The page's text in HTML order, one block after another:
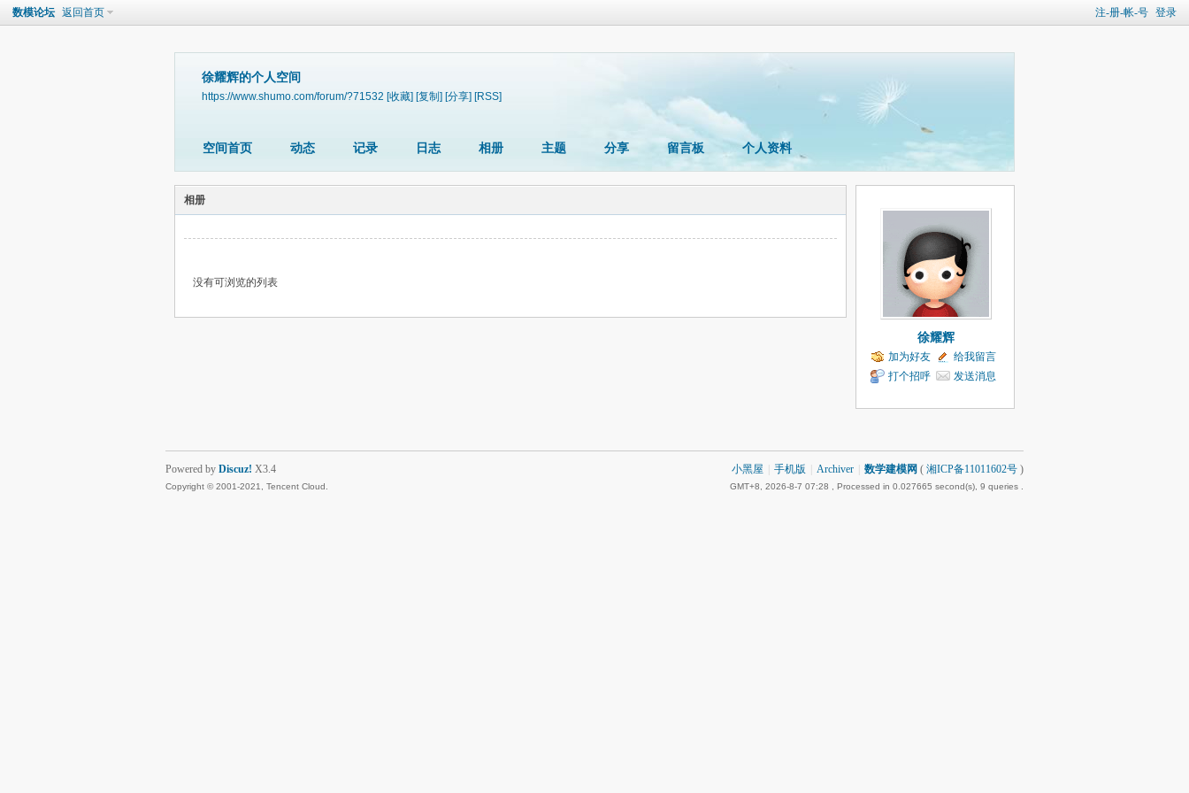
注-册-帐-号 登录
数模论坛 返回首页
徐耀辉的个人空间
https://www.shumo.com/forum/?71532 [收藏] [复制] [分享] [RSS]
空间首页 动态 记录 日志 相册 主题 分享 留言板 个人资料
相册
没有可浏览的列表
徐耀辉
加为好友
给我留言
打个招呼
发送消息
小黑屋 手机版 Archiver 数学建模网 ( 湘ICP备11011602号 )
GMT+8, 2026-8-7 07:28 , Processed in 0.027665 second(s), 9 queries .
Powered by Discuz! X3.4
Copyright © 2001-2021, Tencent Cloud.